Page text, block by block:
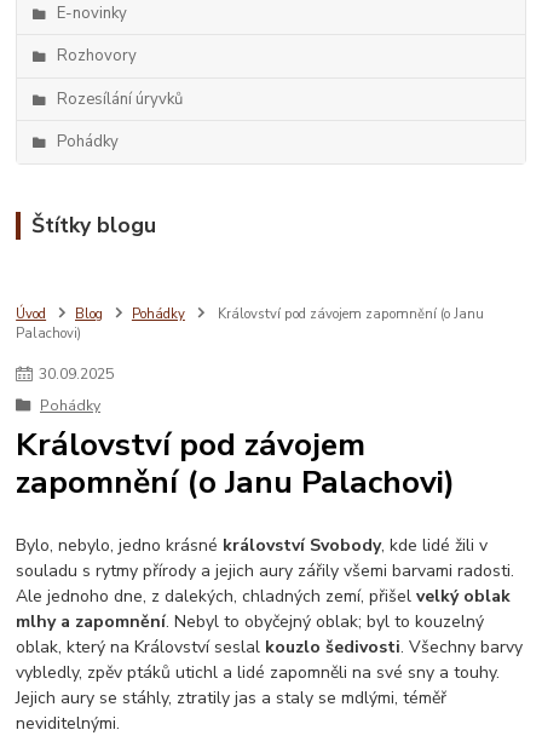
E-novinky
Rozhovory
Rozesílání úryvků
Pohádky
Štítky blogu
Úvod Blog Pohádky
Království pod závojem zapomnění (o Janu
Palachovi)
30.09.2025
Pohádky
Království pod závojem
zapomnění (o Janu Palachovi)
Bylo, nebylo, jedno krásné království Svobody, kde lidé žili v
souladu s rytmy přírody a jejich aury zářily všemi barvami radosti.
Ale jednoho dne, z dalekých, chladných zemí, přišelvelký oblak
mlhy a zapomnění. Nebyl to obyčejný oblak; byl to kouzelný
oblak, který na Království seslal kouzlo šedivosti. Všechny barvy
vybledly, zpěv ptáků utichl a lidé zapomněli na své sny a touhy.
Jejich aury se stáhly, ztratily jas a staly se mdlými, téměř
neviditelnými.